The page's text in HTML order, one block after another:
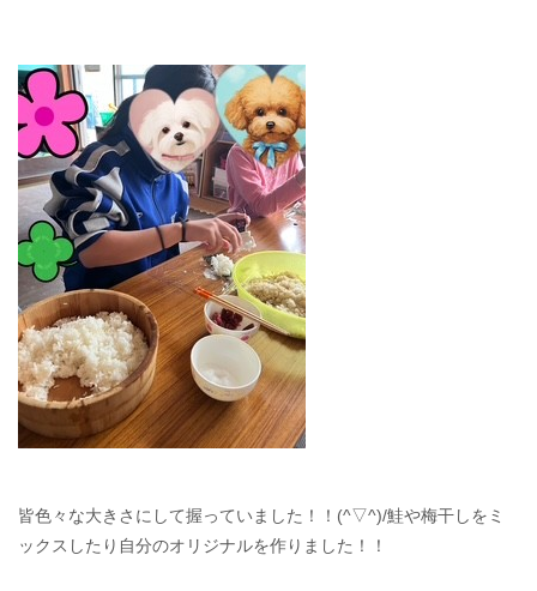
皆色々な大きさにして握っていました！！(^▽^)/鮭や梅干しをミ
ックスしたり自分のオリジナルを作りました！！